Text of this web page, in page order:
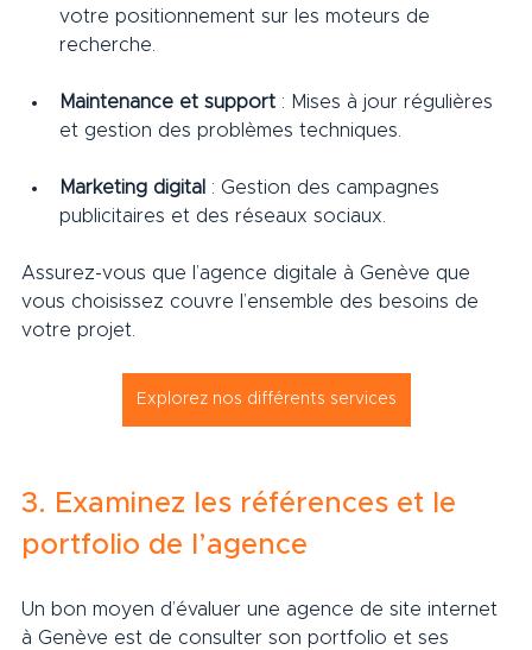
votre positionnement sur les moteurs de
recherche.
Maintenance et support : Mises à jour régulières
et gestion des problèmes techniques.
Marketing digital : Gestion des campagnes
publicitaires et des réseaux sociaux.
Assurez-vous que l’agence digitale à Genève que
vous choisissez couvre l’ensemble des besoins de
votre projet.
Explorez nos différents services
3. Examinez les références et le
portfolio de l’agence
Un bon moyen d’évaluer une agence de site internet
à Genève est de consulter son portfolio et ses